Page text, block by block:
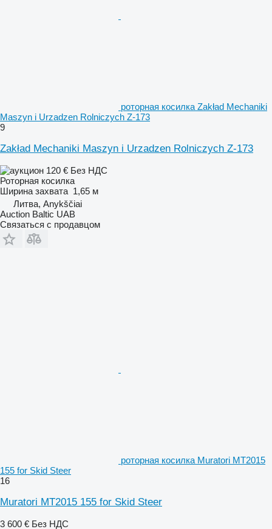
роторная косилка Zakład Mechaniki
Maszyn i Urzadzen Rolniczych Z-173
9
Zakład Mechaniki Maszyn i Urzadzen Rolniczych Z-173
120 € Без НДС
Роторная косилка
Ширина захвата 1,65 м
Литва, Anykščiai
Auction Baltic UAB
Связаться с продавцом
роторная косилка Muratori MT2015
155 for Skid Steer
16
Muratori MT2015 155 for Skid Steer
3 600 € Без НДС